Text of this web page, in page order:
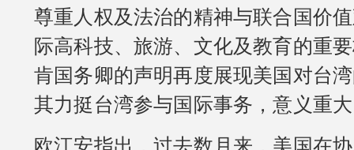
尊重人权及法治的精神与联合国价
际高科技、旅游、文化及教育的重
肯国务卿的声明再度展现美国对台
其力挺台湾参与国际事务，意义重
欧江安指出，过去数月来，美国在